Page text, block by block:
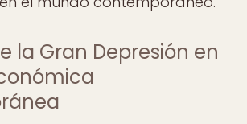
la Gran Depresión en